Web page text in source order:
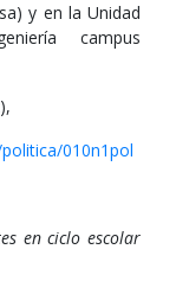
y en la Unidad
campus
010n1pol
en ciclo escolar